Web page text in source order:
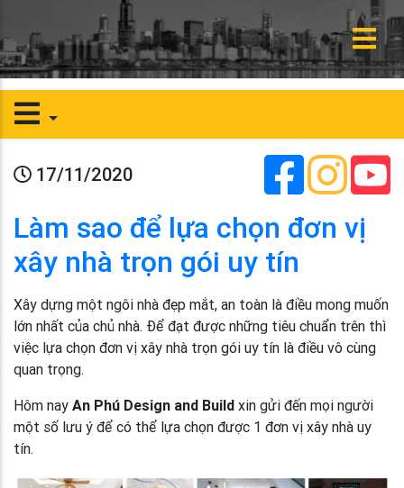
17/11/2020
Làm sao để lựa chọn đơn vị
xây nhà trọn gói uy tín
Xây dựng một ngôi nhà đẹp mắt, an toàn là điều mong muốn
lớn nhất của chủ nhà. Để đạt được những tiêu chuẩn trên thì
việc lựa chọn đơn vị xây nhà trọn gói uy tín là điều vô cùng
quan trọng.
Hôm nay An Phú Design and Build xin gửi đến mọi người
một số lưu ý để có thể lựa chọn được 1 đơn vị xây nhà uy
tín.